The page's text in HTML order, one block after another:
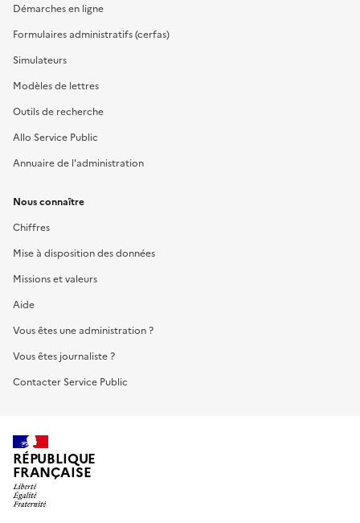
Démarches en ligne
Formulaires administratifs (cerfas)
Simulateurs
Modèles de lettres
Outils de recherche
Allo Service Public
Annuaire de l'administration
Nous connaître
Chiffres
Mise à disposition des données
Missions et valeurs
Aide
Vous êtes une administration ?
Vous êtes journaliste ?
Contacter Service Public
RÉPUBLIQUE
FRANÇAISE